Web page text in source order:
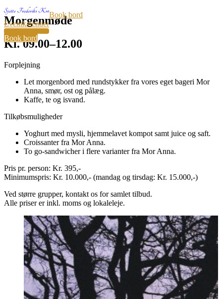
Book bord
Eventkalender
32
Book bord
Morgenmøde
Kl. 09.00–12.00
Forplejning
Let morgenbord med rundstykker fra vores eget bageri Mor
Anna, smør, ost og pålæg.
Kaffe, te og isvand.
Tilkøbsmuligheder
Yoghurt med mysli, hjemmelavet kompot samt juice og saft.
Croissanter fra Mor Anna.
To go-sandwicher i flere varianter fra Mor Anna.
Pris pr. person: Kr. 395,-
Minimumspris: Kr. 10.000,- (mandag og tirsdag: Kr. 15.000,-)
Ved større grupper, kontakt os for samlet tilbud.
Alle priser er inkl. moms og lokaleleje.